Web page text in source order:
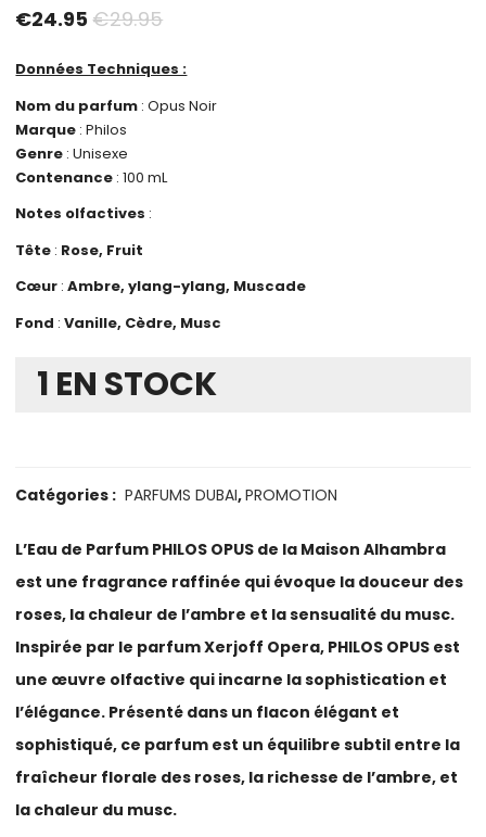
€24.95 €29.95
Données Techniques :
Nom du parfum : Opus Noir
Marque : Philos
Genre : Unisexe
Contenance : 100 mL
Notes olfactives :
Tête : Rose, Fruit
Cœur :Ambre, ylang-ylang, Muscade
Fond :Vanille, Cèdre, Musc
1 EN STOCK
Catégories : PARFUMS DUBAI,PROMOTION
L’Eau de Parfum PHILOS OPUS de la Maison Alhambra
est une fragrance raffinée qui évoque la douceur des
roses, la chaleur de l’ambre et la sensualité du musc.
Inspirée par le parfum Xerjoff Opera, PHILOS OPUS est
une œuvre olfactive qui incarne la sophistication et
l’élégance. Présenté dans un flacon élégant et
sophistiqué, ce parfum est un équilibre subtil entre la
fraîcheur florale des roses, la richesse de l’ambre, et
la chaleur du musc.